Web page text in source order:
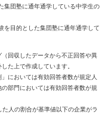
集団塾に通年通学している中学生の
を目的とした集団塾に通年通学して
回収したデータから不正回答や異
た上で作成しています。
においては有効回答者数が規定人
部門においては有効回答者数が規
人の割合が基準値以下の企業がラ